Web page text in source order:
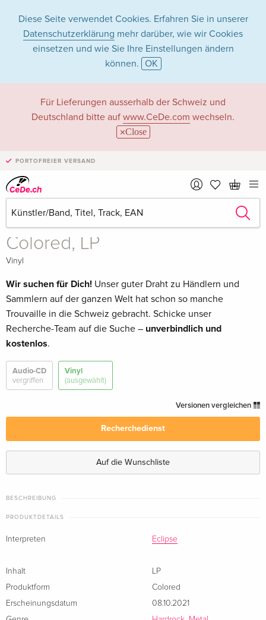
Diese Seite verwendet Cookies. Erfahren Sie in unserer
Datenschutzerklärung mehr darüber, wie wir Cookies
einsetzen und wie Sie Ihre Einstellungen ändern
können. OK
Für Lieferungen ausserhalb der Schweiz und
Deutschland bitte auf www.CeDe.com wechseln.
Close
PORTOFREIER VERSAND
vergriffen
Eclipse
Wired
Colored, LP
Vinyl
Wir suchen für Dich! Unser guter Draht zu Händlern und
Sammlern auf der ganzen Welt hat schon so manche
Trouvaille in die Schweiz gebracht. Schicke unser
Recherche-Team auf die Suche – unverbindlich und
kostenlos.
Audio-CD
vergriffen
Vinyl
(ausgewählt)
Versionen vergleichen
Recherchedienst
Auf die Wunschliste
BESCHREIBUNG
PRODUKTDETAILS
Interpreten Eclipse
Inhalt
LP
Produktform
Colored
Erscheinungsdatum
08.10.2021